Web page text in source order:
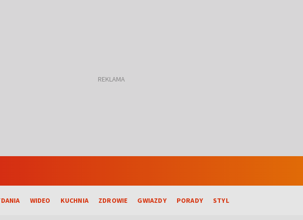
WIDEO KUCHNIA ZDROWIE GWIAZDY PORADY STYL